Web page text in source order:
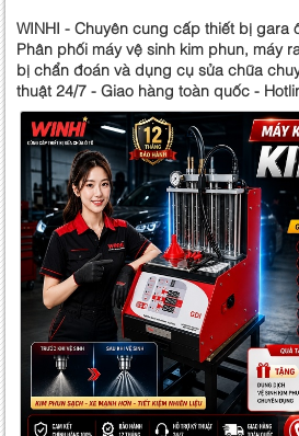
WINHI - Chuyên cung cấp thiết bị gara
Phân phối máy vệ sinh kim phun, máy
bị chẩn đoán và dụng cụ sửa chữa
thuật 24/7 - Giao hàng toàn quốc -